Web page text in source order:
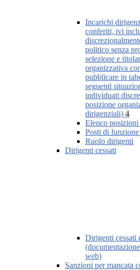
Incarichi
conferiti, ivi
politico senza
selezione e
organizzativa
pubblicare in
seguenti
individuati
posizione
dirigenziali) 4
Elenco
Posti di
Ruolo dirigenti
Dirigenti cessati
Dirigenti cessati
web)
Sanzioni per mancata